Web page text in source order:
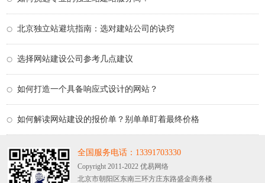
北京独立站避坑指南：选对建站公司的诀窍
选择网站建设公司参考几点建议
如何打造一个具备响应式设计的网站？
如何解读网站建设的报价单？别单单盯着最终价格
全国服务电话：13391703330
Copyright 2011-2022 优易网络
北京市朝阳区东南三环方庄东路盛金商务楼